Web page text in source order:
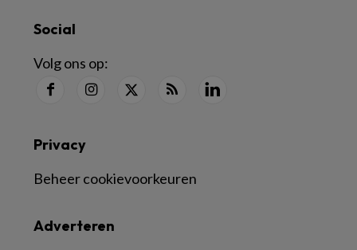
Social
Volg ons op:
Adverteren
Privacy
Beheer cookievoorkeuren